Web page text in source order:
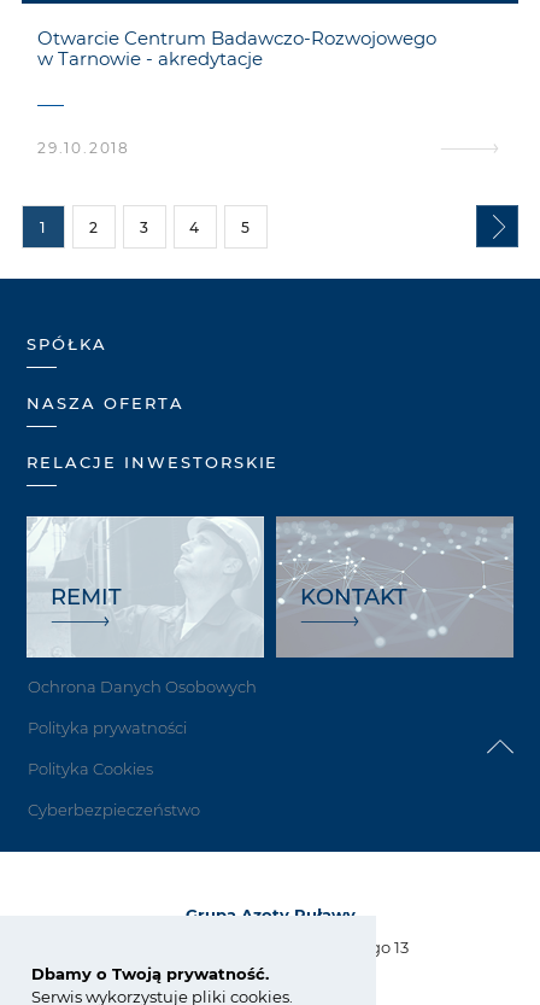
Dbamy o Twoją prywatność.
Serwis wykorzystuje pliki cookies.
Otwarcie Centrum Badawczo-Rozwojowego
w Tarnowie - akredytacje
29.10.2018
1 2 3 4 5
SPÓŁKA
NASZA OFERTA
RELACJE INWESTORSKIE
REMIT KONTAKT
Ochrona Danych Osobowych
Polityka prywatności
Polityka Cookies
Cyberbezpieczeństwo
Grupa Azoty Puławy
Al. Tysiąclecia Państwa Polskiego 13
24-110 Puławy